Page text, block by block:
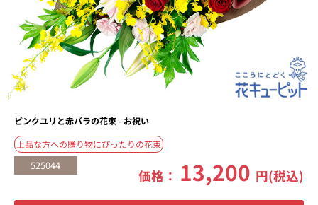
ピンクユリと赤バラの花束 - お祝い
上品な方への贈り物にぴったりの花束
525044
価格： 13,200 円(税込)